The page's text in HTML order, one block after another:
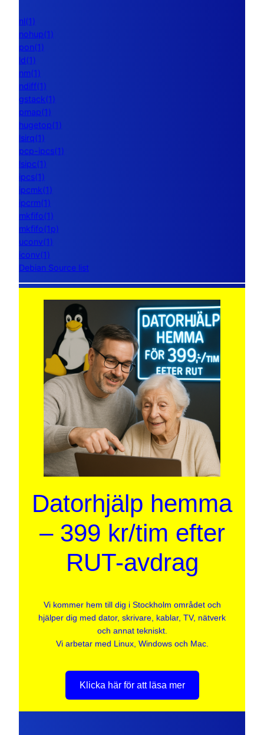
nl(1)
nohup(1)
pon(1)
ld(1)
nm(1)
ndiff(1)
gstack(1)
pmap(1)
hugetop(1)
lsirq(1)
pcp-ipcs(1)
lsipc(1)
ipcs(1)
ipcmk(1)
ipcrm(1)
mkfifo(1)
mkfifo(1p)
uconv(1)
iconv(1)
Debian Source list
Datorhjälp hemma
– 399 kr/tim efter
RUT-avdrag
Vi kommer hem till dig i Stockholm området och
hjälper dig med dator, skrivare, kablar, TV, nätverk
och annat tekniskt.
Vi arbetar med Linux, Windows och Mac.
Klicka här för att läsa mer